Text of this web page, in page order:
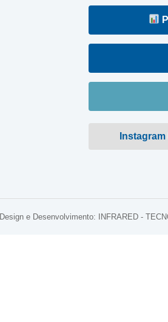
Instagram
Design e Desenvolvimento: INFRARED -